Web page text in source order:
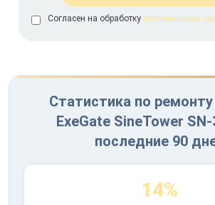
Согласен на обработку персональных
Статистика по ремонту
ExeGate SineTower
последние 90
14%